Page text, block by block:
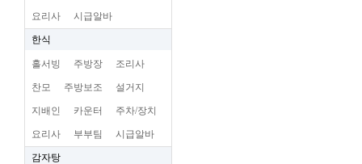
요리사 시급알바
한식
홀서빙 주방장 조리사
찬모 주방보조 설거지
지배인 카운터 주차/장치
요리사 부부팀 시급알바
감자탕